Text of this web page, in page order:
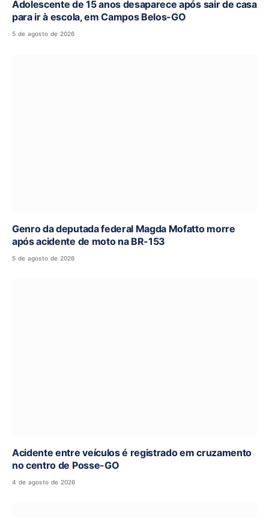
Adolescente de 15 anos desaparece após sair de casa
para ir à escola, em Campos Belos-GO
5 de agosto de 2026
Genro da deputada federal Magda Mofatto morre
após acidente de moto na BR-153
5 de agosto de 2026
Acidente entre veículos é registrado em cruzamento
no centro de Posse-GO
4 de agosto de 2026